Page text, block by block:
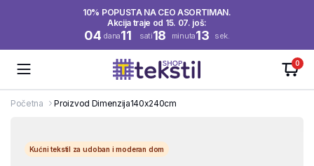
10% POPUSTA NA CEO ASORTIMAN.
Akcija traje od 15. 07. još:
04 dana11 sati18 minuta13 sek.
0
Početna Proizvod Dimenzija140x240cm
Kućni tekstil za udoban i moderan dom